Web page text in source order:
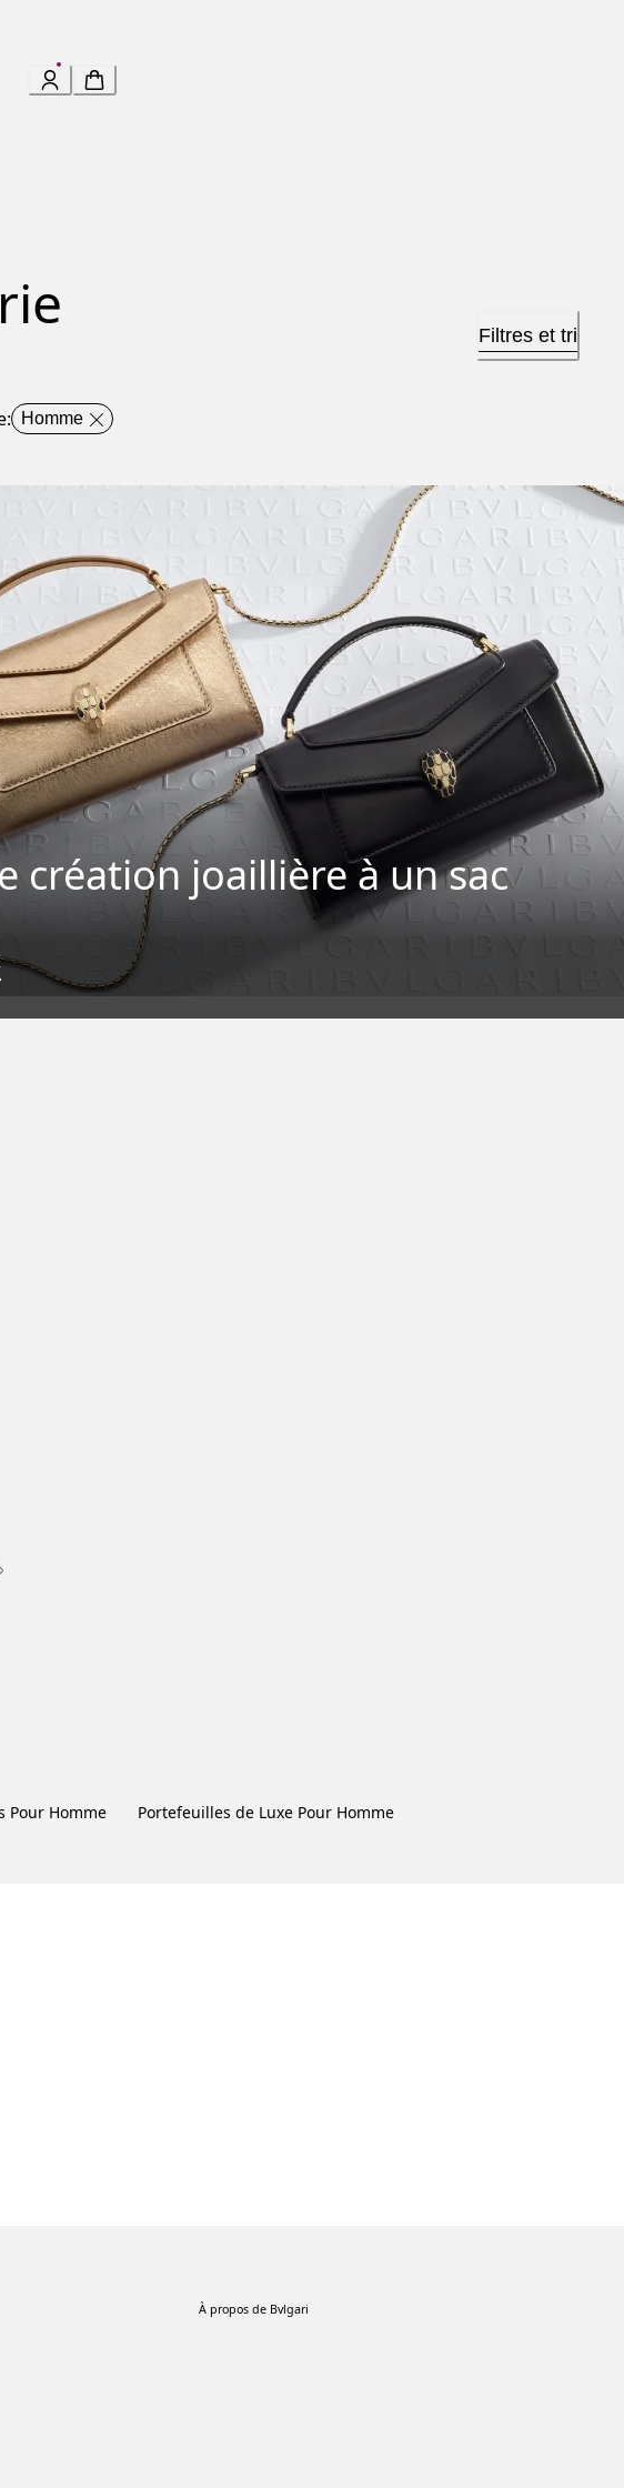
Filtres et tri
: Homme
création joaillière à un sac
Pour Homme Portefeuilles de Luxe Pour Homme
À propos de Bvlgari